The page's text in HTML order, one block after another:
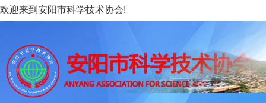
欢迎来到安阳市科学技术协会!